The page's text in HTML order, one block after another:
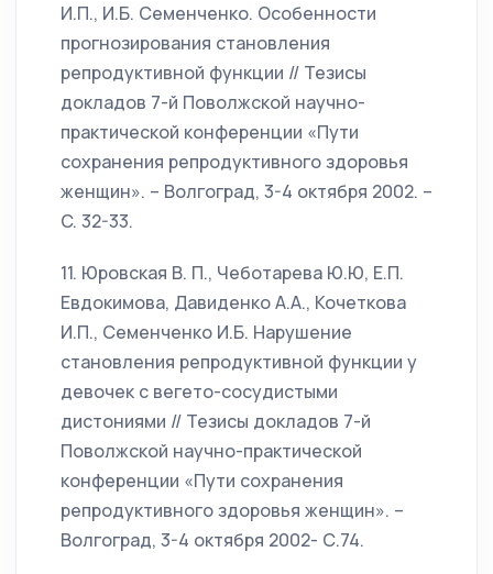
И.П., И.Б. Семенченко. Особенности
прогнозирования становления
репродуктивной функции // Тезисы
докладов 7-й Поволжской научно-
практической конференции «Пути
сохранения репродуктивного здоровья
женщин». – Волгоград, 3-4 октября 2002. –
C. 32-33.
11. Юровская В. П., Чеботарева Ю.Ю, Е.П.
Евдокимова, Давиденко А.А., Кочеткова
И.П., Семенченко И.Б. Нарушение
становления репродуктивной функции у
девочек с вегето-сосудистыми
дистониями // Тезисы докладов 7-й
Поволжской научно-практической
конференции «Пути сохранения
репродуктивного здоровья женщин». –
Волгоград, 3-4 октября 2002- С.74.